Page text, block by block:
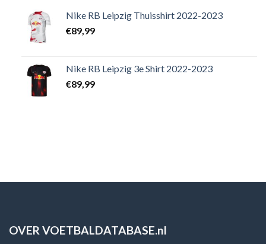
Nike RB Leipzig Thuisshirt 2022-2023
€89,99
Nike RB Leipzig 3e Shirt 2022-2023
€89,99
OVER VOETBALDATABASE.nl